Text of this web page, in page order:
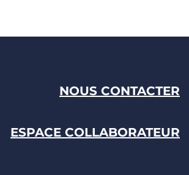
NOUS CONTACTER
ESPACE COLLABORATEUR